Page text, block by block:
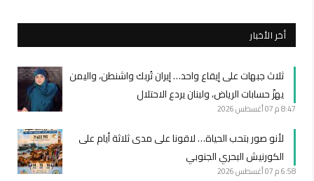
أخر الأخبار
ثلاث جبهات على إيقاع واحد… إيران تُربك واشنطن، واليمن
يهزّ حسابات الرياض، ولبنان يردع الاحتلال
8:47 م 07 أغسطس 2026
لأنو صور بتحب الحياة… لاقونا على مدى ثلاثة أيام على
الكورنيش البحري الجنوبي
6:58 م 07 أغسطس 2026